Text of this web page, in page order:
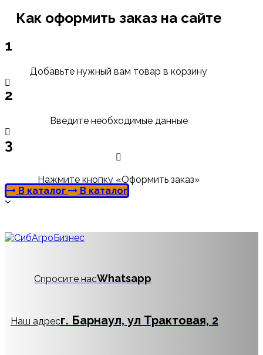
Как оформить заказ на сайте
1
Добавьте нужный вам товар в корзину
2
Введите необходимые данные
3
Нажмите кнопку «Оформить заказ»
В каталог
В каталог
Спросите насWhatsapp
Наш адресг. Барнаул, ул Трактовая, 2